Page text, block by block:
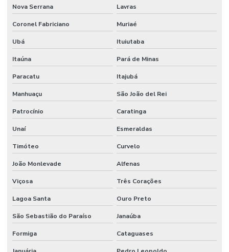
Nova Serrana Lavras
Coronel Fabriciano Muriaé
Ubá Ituiutaba
Itaúna Pará de Minas
Paracatu Itajubá
Manhuaçu São João del Rei
Patrocínio Caratinga
Unaí Esmeraldas
Timóteo Curvelo
João Monlevade Alfenas
Viçosa Três Corações
Lagoa Santa Ouro Preto
São Sebastião do Paraíso Janaúba
Formiga Cataguases